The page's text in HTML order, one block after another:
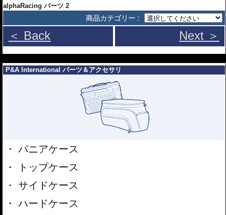
alphaRacing パーツ 2
商品カテゴリー :
＜ Back Next ＞
P&A International パーツ＆アクセサリ
パニアケース
トップケース
サイドケース
ハードケース